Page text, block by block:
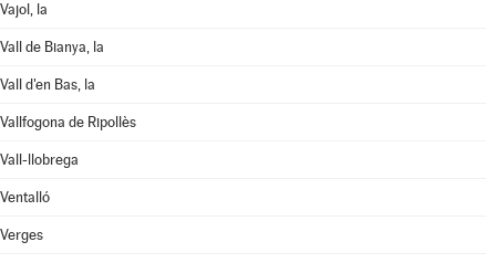
Vajol, la
Vall de Bianya, la
Vall d'en Bas, la
Vallfogona de Ripollès
Vall-llobrega
Ventalló
Verges